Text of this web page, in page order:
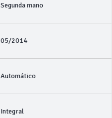
Segunda mano
05/2014
Automático
Integral